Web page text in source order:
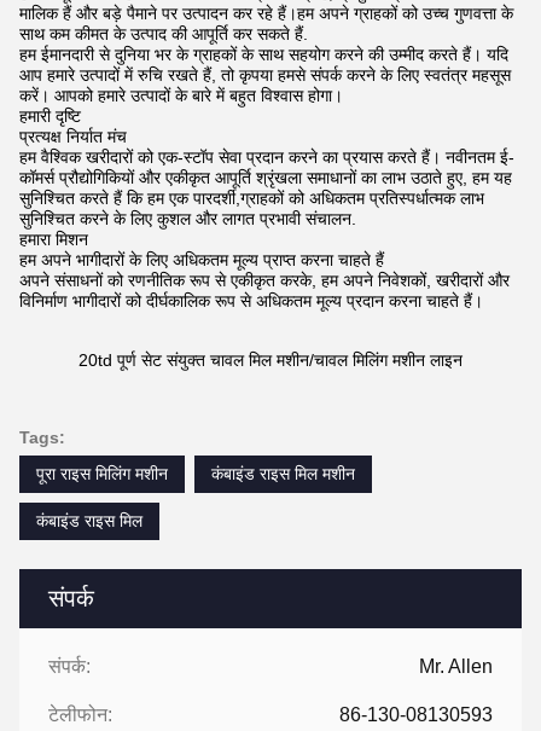
संपर्क
संपर्क: Mr. Allen
टेलीफोन: 86-130-08130593
मालिक हैं और बड़े पैमाने पर उत्पादन कर रहे हैं।हम अपने ग्राहकों को उच्च गुणवत्ता के
साथ कम कीमत के उत्पाद की आपूर्ति कर सकते हैं.
हम ईमानदारी से दुनिया भर के ग्राहकों के साथ सहयोग करने की उम्मीद करते हैं। यदि
आप हमारे उत्पादों में रुचि रखते हैं, तो कृपया हमसे संपर्क करने के लिए स्वतंत्र महसूस
करें। आपको हमारे उत्पादों के बारे में बहुत विश्वास होगा।
हमारी दृष्टि
प्रत्यक्ष निर्यात मंच
हम वैश्विक खरीदारों को एक-स्टॉप सेवा प्रदान करने का प्रयास करते हैं। नवीनतम ई-
कॉमर्स प्रौद्योगिकियों और एकीकृत आपूर्ति श्रृंखला समाधानों का लाभ उठाते हुए, हम यह
सुनिश्चित करते हैं कि हम एक पारदर्शी,ग्राहकों को अधिकतम प्रतिस्पर्धात्मक लाभ
सुनिश्चित करने के लिए कुशल और लागत प्रभावी संचालन.
हमारा मिशन
हम अपने भागीदारों के लिए अधिकतम मूल्य प्राप्त करना चाहते हैं
अपने संसाधनों को रणनीतिक रूप से एकीकृत करके, हम अपने निवेशकों, खरीदारों और
विनिर्माण भागीदारों को दीर्घकालिक रूप से अधिकतम मूल्य प्रदान करना चाहते हैं।
20td पूर्ण सेट संयुक्त चावल मिल मशीन/चावल मिलिंग मशीन लाइन
Tags:
पूरा राइस मिलिंग मशीन
कंबाइंड राइस मिल मशीन
कंबाइंड राइस मिल